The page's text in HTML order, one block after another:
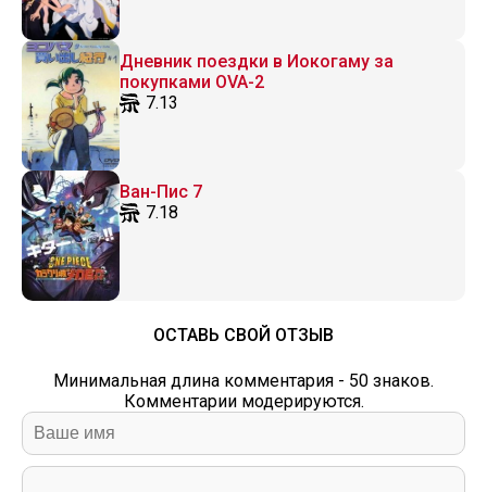
Дневник поездки в Иокогаму за
покупками OVA-2
7.13
Ван-Пис 7
7.18
ОСТАВЬ СВОЙ ОТЗЫВ
Минимальная длина комментария - 50 знаков.
Комментарии модерируются.